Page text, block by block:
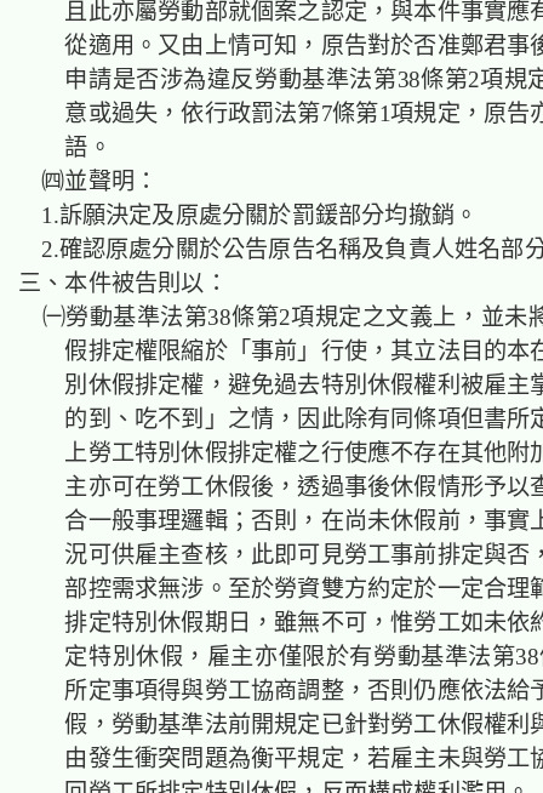
且此亦屬勞動部就個案之認定，與本件事實應
從適用。又由上情可知，原告對於否准鄭君事
申請是否涉為違反勞動基準法第38條第2項規
意或過失，依行政罰法第7條第1項規定，原告
語。
㈣並聲明：
1.訴願決定及原處分關於罰鍰部分均撤銷。
2.確認原處分關於公告原告名稱及負責人姓名部
三、本件被告則以：
㈠勞動基準法第38條第2項規定之文義上，並未
假排定權限縮於「事前」行使，其立法目的本
別休假排定權，避免過去特別休假權利被雇主
的到、吃不到」之情，因此除有同條項但書所
上勞工特別休假排定權之行使應不存在其他附
主亦可在勞工休假後，透過事後休假情形予以
合一般事理邏輯；否則，在尚未休假前，事實
況可供雇主查核，此即可見勞工事前排定與否
部控需求無涉。至於勞資雙方約定於一定合理
排定特別休假期日，雖無不可，惟勞工如未依
定特別休假，雇主亦僅限於有勞動基準法第
所定事項得與勞工協商調整，否則仍應依法給
假，勞動基準法前開規定已針對勞工休假權利
由發生衝突問題為衡平規定，若雇主未與勞工